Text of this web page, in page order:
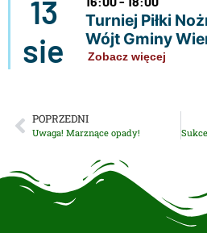
13
sie
Turniej Piłki
Wójt Gminy
Zobacz więcej
POPRZEDNI
Uwaga! Marznące opady!